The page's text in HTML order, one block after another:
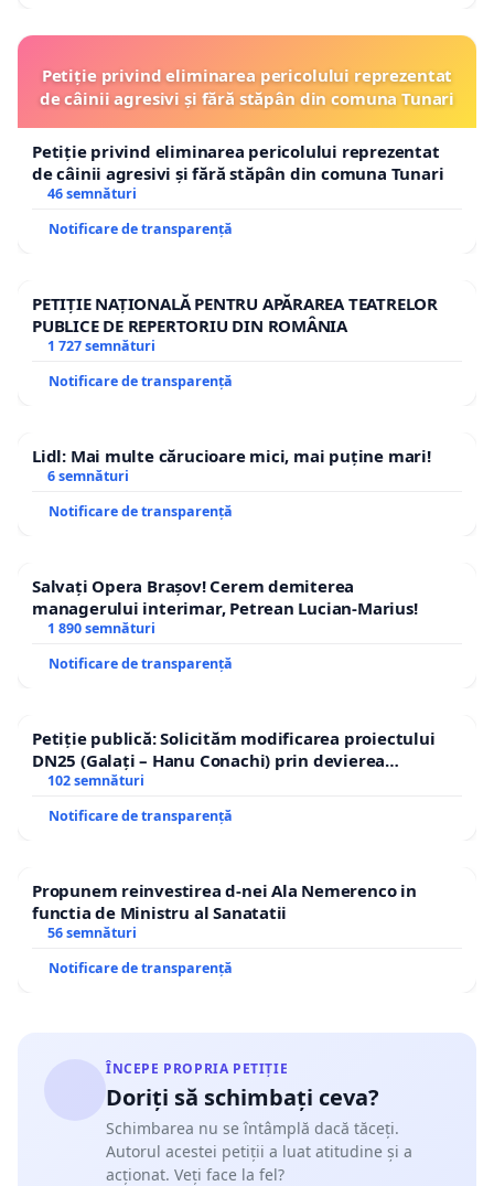
Petiție privind eliminarea pericolului reprezentat
de câinii agresivi și fără stăpân din comuna Tunari
Petiție privind eliminarea pericolului reprezentat
de câinii agresivi și fără stăpân din comuna Tunari
46 semnături
Notificare de transparență
PETIȚIE NAȚIONALĂ PENTRU APĂRAREA TEATRELOR
PUBLICE DE REPERTORIU DIN ROMÂNIA
1 727 semnături
Notificare de transparență
Lidl: Mai multe cărucioare mici, mai puține mari!
6 semnături
Notificare de transparență
Salvați Opera Brașov! Cerem demiterea
managerului interimar, Petrean Lucian-Marius!
1 890 semnături
Notificare de transparență
Petiție publică: Solicităm modificarea proiectului
DN25 (Galați – Hanu Conachi) prin devierea
traseului în afara localităților!
102 semnături
Notificare de transparență
Propunem reinvestirea d-nei Ala Nemerenco in
functia de Ministru al Sanatatii
56 semnături
Notificare de transparență
ÎNCEPE PROPRIA PETIȚIE
Doriți să schimbați ceva?
Schimbarea nu se întâmplă dacă tăceți.
Autorul acestei petiții a luat atitudine și a
acționat. Veți face la fel?